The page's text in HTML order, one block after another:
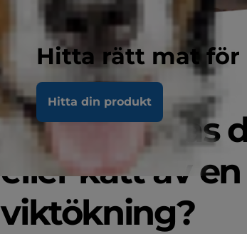
Hitta rätt mat
Hitta din produkt
Hur påverkas
eller katt av en
viktökning?